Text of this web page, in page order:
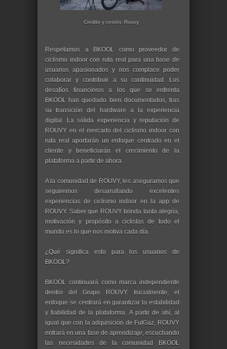
Crédito y cesión: Rouvy
​ Respetamos a BKOOL como proveedor de
ciclismo indoor con ruta real para una base de
usuarios apasionados y nos complace poder
colaborar y contribuir a su continuidad. Los
desafíos financieros a los que se enfrenta
BKOOL han quedado bien documentados, tras
su transición del hardware a la experiencia
digital. La sólida experiencia y reputación de
ROUVY en el mercado del ciclismo indoor con
ruta real aportarán un enfoque centrado en el
cliente y beneficiarán el crecimiento de la
plataforma a partir de ahora.
​ A la comunidad de ROUVY, les aseguramos que
seguiremos desarrollando excelentes
experiencias de ciclismo indoor en la app de
ROUVY. Saber que ROUVY brinda tanta alegría,
motivación y propósito a ciclistas de todo el
mundo es lo que nos motiva cada día.
¿Qué significa esto para los usuarios de
BKOOL?
BKOOL continuará como marca independiente
dentro del Grupo ROUVY. Inicialmente, el
enfoque se centrará en garantizar la estabilidad
y fiabilidad de la plataforma. A partir de ahí, al
igual que con la adquisición de FulGaz, ROUVY
entrará en una fase de aprendizaje, escuchando
las necesidades de la comunidad BKOOL